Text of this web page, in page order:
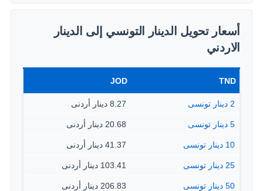
أسعار تحويل الدينار التونسي إلى الدينار
الاردني
TND
JOD
2 دينار تونسى 8.27 دينار أردنى
5 دينار تونسى 20.68 دينار أردنى
10 دينار تونسى 41.37 دينار أردنى
25 دينار تونسى 103.41 دينار أردنى
50 دينار تونسى 206.83 دينار أردنى